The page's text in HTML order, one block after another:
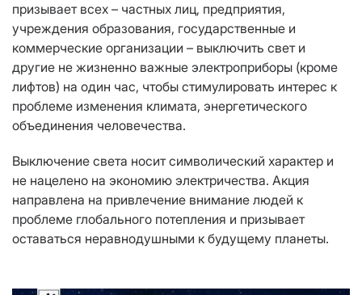
призывает всех – частных лиц, предприятия,
учреждения образования, государственные и
коммерческие организации – выключить свет и
другие не жизненно важные электроприборы (кроме
лифтов) на один час, чтобы стимулировать интерес к
проблеме изменения климата, энергетического
объединения человечества.
Выключение света носит символический характер и
не нацелено на экономию электричества. Акция
направлена на привлечение внимание людей к
проблеме глобального потепления и призывает
оставаться неравнодушными к будущему планеты.